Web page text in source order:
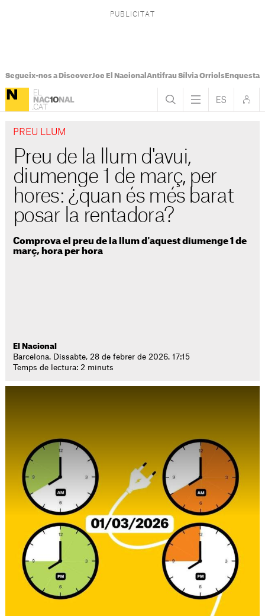
Segueix-nos a DiscoverJoc El Nacional Antifrau Sílvia OrriolsEnquesta
PREU LLUM
Preu de la llum d'avui,
diumenge 1 de març, per
hores: ¿quan és més barat
posar la rentadora?
Comprova el preu de la llum d'aquest diumenge 1 de
març, hora per hora
El Nacional
Barcelona. Dissabte, 28 de febrer de 2026. 17:15
Temps de lectura: 2 minuts